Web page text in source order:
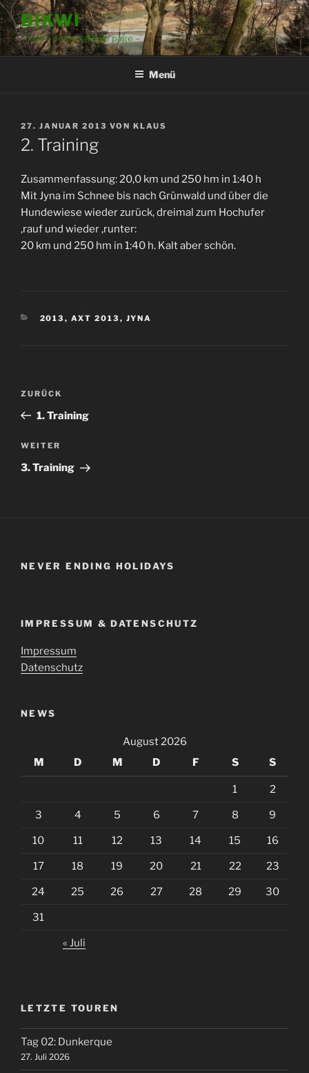
Zum
Inhalt
springen
BIKWI
– just a personal bike page –
Menü
VERÖFFENTLICHT
AM
27. JANUAR 2013 VON KLAUS
2. Training
Zusammenfassung: 20,0 km und 250 hm in 1:40 h
Mit Jyna im Schnee bis nach Grünwald und über die
Hundewiese wieder zurück, dreimal zum Hochufer
‚rauf und wieder ‚runter:
20 km und 250 hm in 1:40 h. Kalt aber schön.
KATEGORIEN
2013 , AXT 2013 , JYNA
Beitragsnavigation
Vorheriger
Beitrag
ZURÜCK
1. Training
Nächster
Beitrag
WEITER
3. Training
NEVER ENDING HOLIDAYS
IMPRESSUM & DATENSCHUTZ
Impressum
Datenschutz
NEWS
August 2026
M
D M D F S S
1 2
3 4 5 6 7 8 9
10 11 12 13 14 15 16
17 18 19 20 21 22 23
24 25 26 27 28 29 30
31
« Juli
LETZTE TOUREN
Tag 02: Dunkerque
27. Juli 2026